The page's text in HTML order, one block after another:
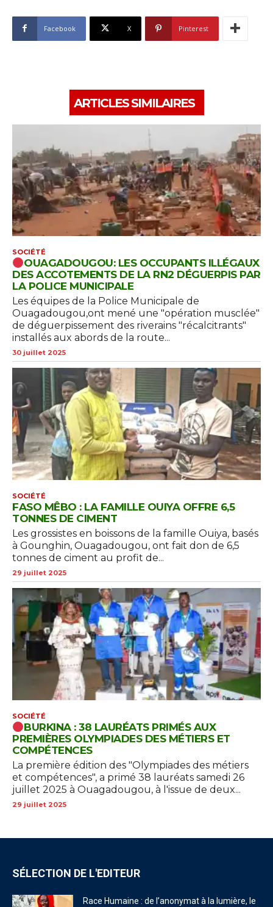
Facebook X Pinterest
ARTICLES SIMILAIRES
SOCIÉTÉ
OUAGADOUGOU: LES OCCUPANTS ILLÉGAUX
DES ACCOTEMENTS DE LA RN2 DÉGUERPIS PAR
LA POLICE MUNICIPALE
Les équipes de la Police Municipale de
Ouagadougou,ont mené une "opération musclée"
de déguerpissement des riverains "récalcitrants"
installés aux abords de la route...
30 juillet 2025
SOCIÉTÉ
FASO MÊBO : LA FAMILLE OUIYA OFFRE 6,5
TONNES DE CIMENT
Les grossistes en boissons de la famille Ouiya, basés
à Gounghin, Ouagadougou, ont fait don de 6,5
tonnes de ciment au profit de...
29 juillet 2025
SOCIÉTÉ
BURKINA : 38 LAURÉATS PRIMÉS AUX
PREMIÈRES OLYMPIADES DES MÉTIERS ET
COMPÉTENCES
La première édition des "Olympiades des métiers
et compétences", a primé 38 lauréats samedi 26
juillet 2025 à Ouagadougou, à l'issue de deux...
29 juillet 2025
SÉLECTION DE L'EDITEUR
Race Humaine : de l’anonymat à la lumière, le